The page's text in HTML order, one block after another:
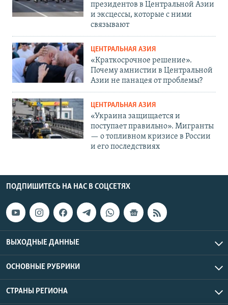
президентов в Центральной Азии
и эксцессы, которые с ними
связывают
ЦЕНТРАЛЬНАЯ АЗИЯ
«Краткосрочное решение».
Почему амнистии в Центральной
Азии не панацея от проблемы?
ЦЕНТРАЛЬНАЯ АЗИЯ
«Украина защищается и
поступает правильно». Мигранты
— о топливном кризисе в России
и его последствиях
ПОДПИШИТЕСЬ НА НАС В СОЦСЕТЯХ
ВЫХОДНЫЕ ДАННЫЕ
ОСНОВНЫЕ РУБРИКИ
СТРАНЫ РЕГИОНА